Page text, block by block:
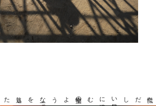
慌ただしい
毎日
に
潜
む
宝物のような
一瞬
を
、
逃したくない